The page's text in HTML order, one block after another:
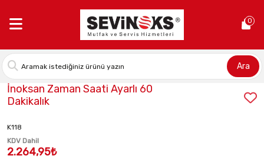
0
Ara
Stok Kodu:2010120101
İnoksan Zaman Saati Ayarlı 60
Dakikalık
K118
KDV Dahil
2.264,95₺